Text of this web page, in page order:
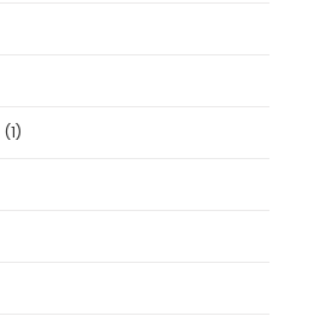
(1)